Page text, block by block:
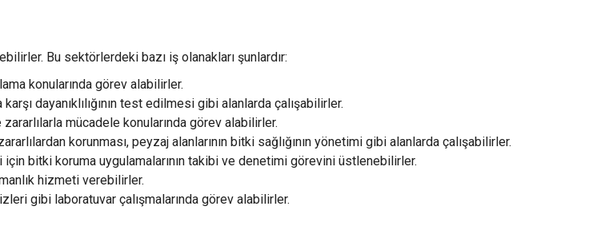
Bu sektörlerdeki bazı iş olanakları şunlardır:
konularında görev alabilirler.
dayanıklılığının test edilmesi gibi alanlarda çalışabilirler.
zararlılarla mücadele konularında görev alabilirler.
korunması, peyzaj alanlarının bitki sağlığının yönetimi gibi alanlarda çalışabilirler.
bitki koruma uygulamalarının takibi ve denetimi görevini üstlenebilirler.
hizmeti verebilirler.
gibi laboratuvar çalışmalarında görev alabilirler.